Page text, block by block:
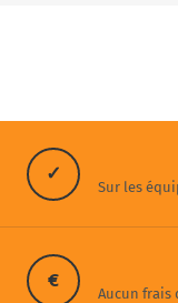
✓
Sur les
€
Aucun frais